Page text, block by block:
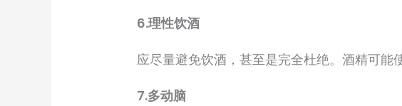
6.理性饮酒
应尽量避免饮酒，甚至是完全杜绝。酒精可能
7.多动脑